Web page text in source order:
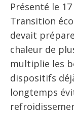
Présenté le
Transition
devait
chaleur de
multiplie les
dispositifs
longtemps